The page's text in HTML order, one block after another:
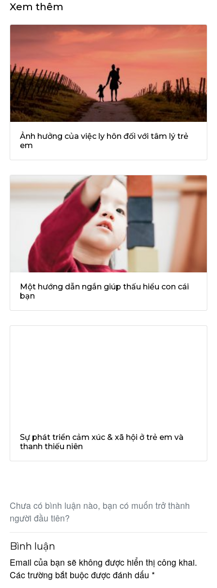
Xem thêm
Ảnh hưởng của việc ly hôn đối với tâm lý trẻ
em
Một hướng dẫn ngắn giúp thấu hiểu con cái
bạn
Sự phát triển cảm xúc & xã hội ở trẻ em và
thanh thiếu niên
Chưa có bình luận nào, bạn có muốn trở thành
người đầu tiên?
Bình luận
Email của bạn sẽ không được hiển thị công khai.
Các trường bắt buộc được đánh dấu *